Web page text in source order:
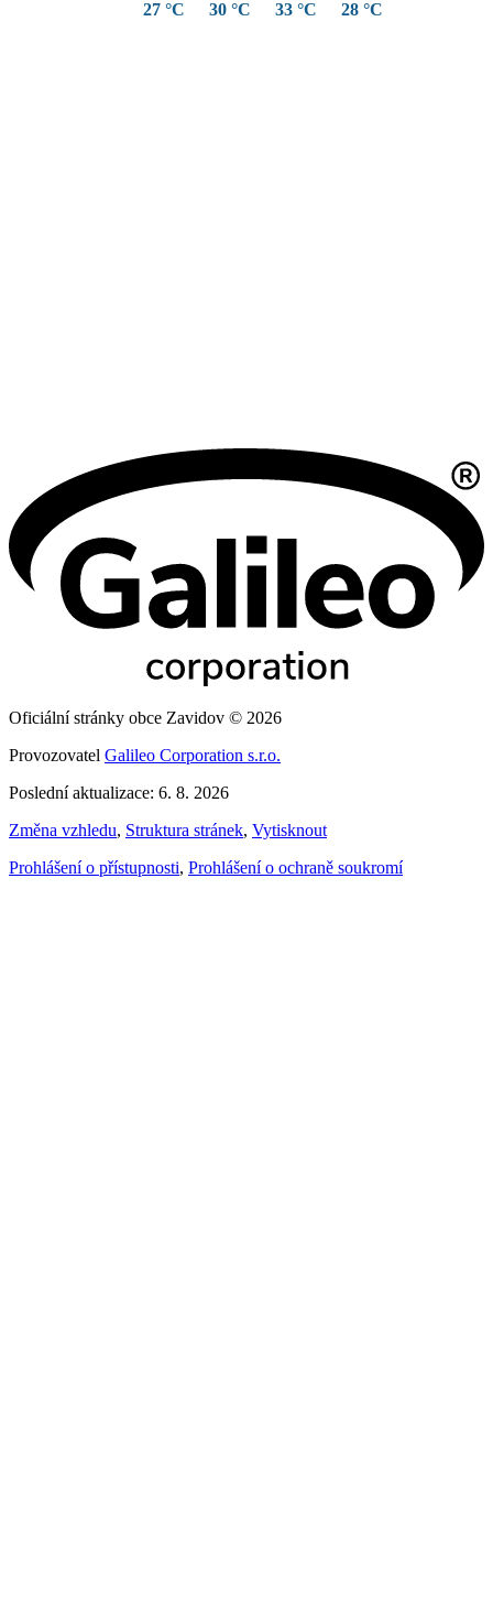
27 °C 30 °C 33 °C 28 °C
Oficiální stránky obce Zavidov © 2026
Provozovatel Galileo Corporation s.r.o.
Poslední aktualizace: 6. 8. 2026
Změna vzhledu, Struktura stránek, Vytisknout
Prohlášení o přístupnosti, Prohlášení o ochraně soukromí